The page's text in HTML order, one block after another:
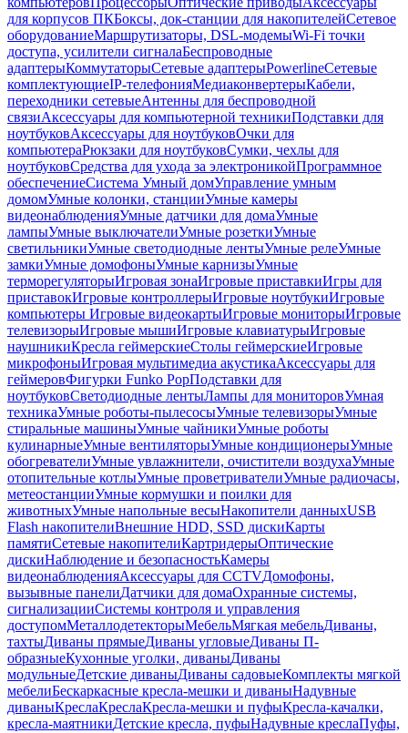
для корпусов ПКБоксы, док-станции для накопителейСетевое
оборудованиеМаршрутизаторы, DSL-модемыWi-Fi точки
доступа, усилители сигналаБеспроводные
адаптерыКоммутаторыСетевые адаптерыPowerlineСетевые
комплектующиеIP-телефонияМедиаконвертерыКабели,
переходники сетевыеАнтенны для беспроводной
связиАксессуары для компьютерной техникиПодставки для
ноутбуковАксессуары для ноутбуковОчки для
компьютераРюкзаки для ноутбуковСумки, чехлы для
ноутбуковСредства для ухода за электроникойПрограммное
обеспечениеСистема Умный домУправление умным
домомУмные колонки, станцииУмные камеры
видеонаблюденияУмные датчики для домаУмные
лампыУмные выключателиУмные розеткиУмные
светильникиУмные светодиодные лентыУмные релеУмные
замкиУмные домофоныУмные карнизыУмные
терморегуляторыИгровая зонаИгровые приставкиИгры для
приставокИгровые контроллерыИгровые ноутбукиИгровые
компьютеры Игровые видеокартыИгровые мониторыИгровые
телевизорыИгровые мышиИгровые клавиатурыИгровые
наушникиКресла геймерскиеСтолы геймерскиеИгровые
микрофоныИгровая мультимедиа акустикаАксессуары для
геймеровФигурки Funko PopПодставки для
ноутбуковСветодиодные лентыЛампы для мониторовУмная
техникаУмные роботы-пылесосыУмные телевизорыУмные
стиральные машиныУмные чайникиУмные роботы
кулинарныеУмные вентиляторыУмные кондиционерыУмные
обогревателиУмные увлажнители, очистители воздухаУмные
отопительные котлыУмные проветривателиУмные радиочасы,
метеостанцииУмные кормушки и поилки для
животныхУмные напольные весыНакопители данныхUSB
Flash накопителиВнешние HDD, SSD дискиКарты
памятиСетевые накопителиКартридерыОптические
дискиНаблюдение и безопасностьКамеры
видеонаблюденияАксессуары для CCTVДомофоны,
вызывные панелиДатчики для домаОхранные системы,
сигнализацииСистемы контроля и управления
доступомМеталлодетекторыМебельМягкая мебельДиваны,
тахтыДиваны прямыеДиваны угловыеДиваны П-
образныеКухонные уголки, диваныДиваны
модульныеДетские диваныДиваны садовыеКомплекты мягкой
мебелиБескаркасные кресла-мешки и диваныНадувные
диваныКреслаКреслаКресла-мешки и пуфыКресла-качалки,
кресла-маятникиДетские кресла, пуфыНадувные креслаПуфы,